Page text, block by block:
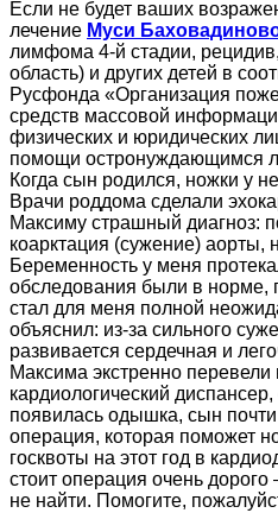
Если не будет ваших
лечение Муси
лимфома 4-й стадии,
область) и других детей в
Русфонда «Организация
средств массовой
физических и юридических
помощи остронуждающимся
Когда сын родился, ножки у
Врачи роддома сделали
Максиму страшный диагноз:
коарктация (сужение) аорты,
Беременность у меня
обследования были в норме,
стал для меня полной
объяснил: из-за сильного
развивается сердечная и
Максима экстренно перевели
кардиологический
появилась одышка, сын
операция, которая поможет
госквоты на этот год в
стоит операция очень
не найти. Помогите,